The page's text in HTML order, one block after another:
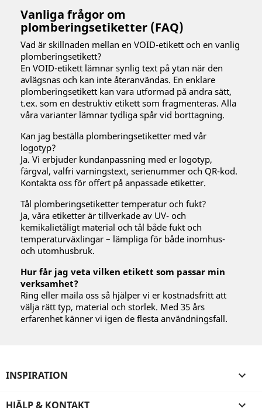
Vanliga frågor om
plomberingsetiketter (FAQ)
Vad är skillnaden mellan en VOID-etikett och en vanlig
plomberingsetikett?
En VOID-etikett lämnar synlig text på ytan när den
avlägsnas och kan inte återanvändas. En enklare
plomberingsetikett kan vara utformad på andra sätt,
t.ex. som en destruktiv etikett som fragmenteras. Alla
våra varianter lämnar tydliga spår vid borttagning.
Kan jag beställa plomberingsetiketter med vår
logotyp?
Ja. Vi erbjuder kundanpassning med er logotyp,
färgval, valfri varningstext, serienummer och QR-kod.
Kontakta oss för offert på anpassade etiketter.
Tål plomberingsetiketter temperatur och fukt?
Ja, våra etiketter är tillverkade av UV- och
kemikalietåligt material och tål både fukt och
temperaturväxlingar – lämpliga för både inomhus-
och utomhusbruk.
Hur får jag veta vilken etikett som passar min
verksamhet?
Ring eller maila oss så hjälper vi er kostnadsfritt att
välja rätt typ, material och storlek. Med 35 års
erfarenhet känner vi igen de flesta användningsfall.
INSPIRATION 
HJÄLP & KONTAKT